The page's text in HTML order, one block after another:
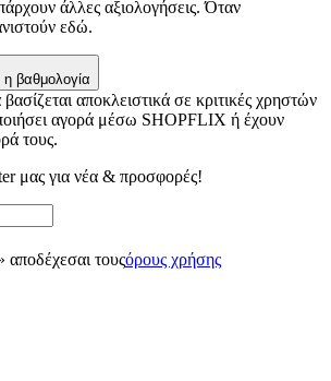
και να έχουμε πρόσβαση σε πληροφορίες
σκοπό την προβολή εξατομικευμένων
την καλύτερη εικόνα του κοινού
προϊόντων. Επίσης, κοινοποιούμε
με την από μέρους σας χρήση της
συνεργάτες μέσων κοινωνικής
άλλες αξιολογήσεις. Όταν
εδώ.
η βαθμολογία
αποκλειστικά σε κριτικές χρηστών
αγορά μέσω SHOPFLIX ή έχουν
τους.
μας για νέα & προσφορές!
τουςόρους χρήσης